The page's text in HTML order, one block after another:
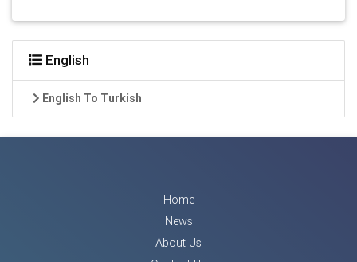
English
English To Turkish
Home
News
About Us